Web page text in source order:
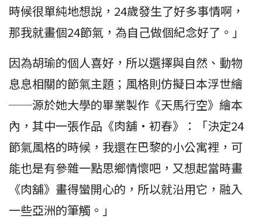
時候很單純地想說，24歲發生了好多事情啊，
那我就畫個24節氣，為自己做個紀念好了。」
因為胡瑜的個人喜好，所以選擇與自然、動物
息息相關的節氣主題；風格則仿擬日本浮世繪
──源於她大學的畢業製作《天馬行空》繪本
內，其中一張作品《肉舖‧初春》：「決定24
節氣風格的時候，我還在巴黎的小公寓裡，可
能也是有參雜一點思鄉情懷吧，又想起當時畫
《肉舖》畫得蠻開心的，所以就沿用它，融入
一些亞洲的筆觸。」